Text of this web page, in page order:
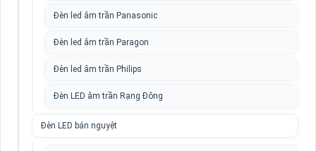
Đèn led âm trần Panasonic
Đèn led âm trần Paragon
Đèn led âm trần Philips
Đèn LED âm trần Rạng Đông
Đèn LED bán nguyệt